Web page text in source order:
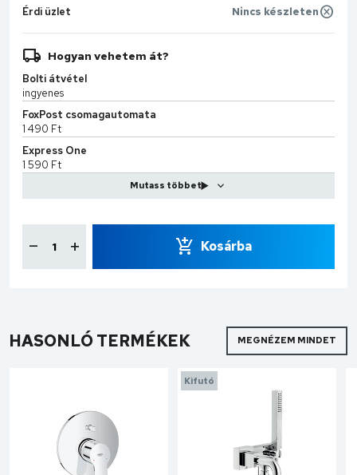
Érdi üzlet
Nincs készleten
Hogyan vehetem át?
Bolti átvétel
ingyenes
FoxPost csomagautomata
1 490 Ft
Express One
1 590 Ft
2 599 Ft
CS-Sprint
Kosárba
HASONLÓ TERMÉKEK MEGNÉZEM MINDET
Kifutó